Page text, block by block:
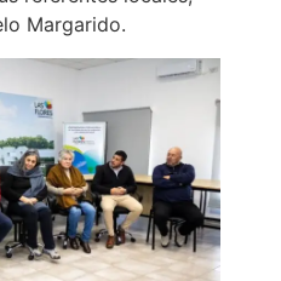
Margarido.